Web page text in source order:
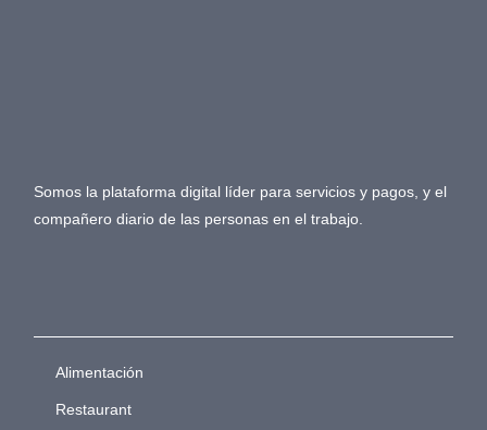
Somos la plataforma digital líder para servicios y pagos, y el
compañero diario de las personas en el trabajo.
Alimentación
Restaurant